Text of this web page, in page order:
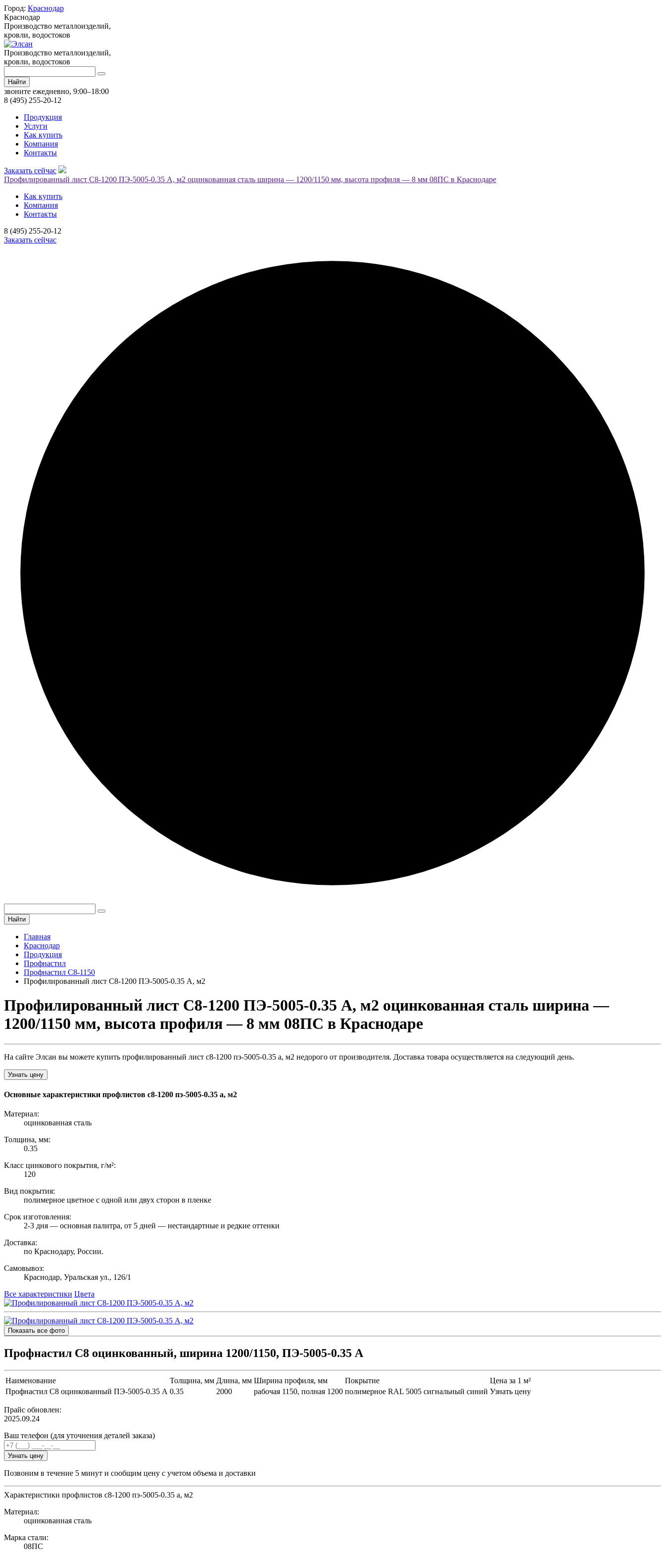
Город: Краснодар
Краснодар
Производство металлоизделий,
кровли, водостоков
Производство металлоизделий,
кровли, водостоков
Найти
звоните ежедневно, 9:00–18:00
8 (495) 255-20-12
Продукция
Услуги
Как купить
Компания
Контакты
Заказать сейчас
Профилированный лист С8-1200 ПЭ-5005-0.35 A, м2 оцинкованная сталь ширина — 1200/1150 мм, высота профиля — 8 мм 08ПС в Краснодаре
Как купить
Компания
Контакты
8 (495) 255-20-12
Заказать сейчас
Найти
Главная
Краснодар
Продукция
Профнастил
Профнастил С8-1150
Профилированный лист С8-1200 ПЭ-5005-0.35 A, м2
Профилированный лист С8-1200 ПЭ-5005-0.35 A, м2 оцинкованная сталь ширина —
1200/1150 мм, высота профиля — 8 мм 08ПС в Краснодаре
На сайте Элсан вы можете купить профилированный лист с8-1200 пэ-5005-0.35 a, м2 недорого от производителя. Доставка товара осуществляется на следующий день.
Узнать цену
Основные характеристики профлистов с8-1200 пэ-5005-0.35 a, м2
Материал:
оцинкованная сталь
Толщина, мм:
0.35
Класс цинкового покрытия, г/м²:
120
Вид покрытия:
полимерное цветное с одной или двух сторон в пленке
Срок изготовления:
2-3 дня — основная палитра, от 5 дней — нестандартные и редкие оттенки
Доставка:
по Краснодару, России.
Самовывоз:
Краснодар, Уральская ул., 126/1
Все характеристики Цвета
Показать все фото
Профнастил С8 оцинкованный, ширина 1200/1150, ПЭ-5005-0.35 A
Наименование Толщина, мм Длина, мм Ширина профиля, мм Покрытие
Цена за 1 м²
Профнастил С8 оцинкованный ПЭ-5005-0.35 A 0.35 2000 рабочая 1150, полная 1200 полимерное RAL 5005 сигнальный синий Узнать цену
Прайс обновлен:
2025.09.24
Ваш телефон (для уточнения деталей заказа)
Узнать цену
Позвоним в течение 5 минут и сообщим цену с учетом объема и доставки
Характеристики профлистов с8-1200 пэ-5005-0.35 a, м2
Материал:
оцинкованная сталь
Марка стали:
08ПС